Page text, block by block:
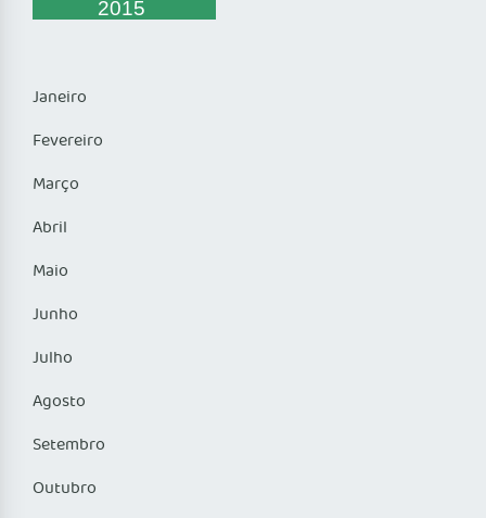
2015
Janeiro
Fevereiro
Março
Abril
Maio
Junho
Julho
Agosto
Setembro
Outubro